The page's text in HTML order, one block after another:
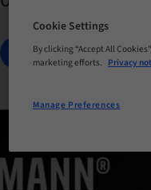
BOOK NOW
Cookie Settings
By clicking “Accept All
marketing efforts. Privacy
Manage Preferences